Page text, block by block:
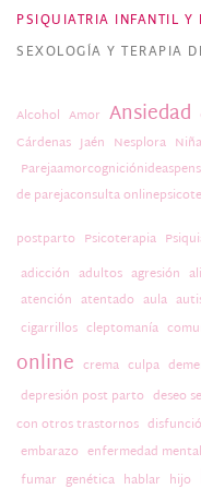
PSIQUIATRIA INFANTIL Y
SEXOLOGÍA Y TERAPIA
Alcohol Amor Ansiedad
Cárdenas Jaén Nesplora
de parejaconsulta
postparto Psicoterapia
adicción adultos agresión
atención atentado aula
cigarrillos cleptomanía
online crema culpa
depresión post parto deseo
con otros trastornos
embarazo enfermedad mental
fumar genética hablar hijo